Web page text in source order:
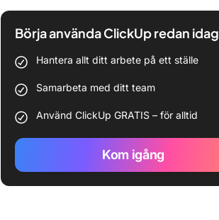
Börja använda ClickUp redan idag
Hantera allt ditt arbete på ett ställe
Samarbeta med ditt team
Använd ClickUp GRATIS – för alltid
Kom igång